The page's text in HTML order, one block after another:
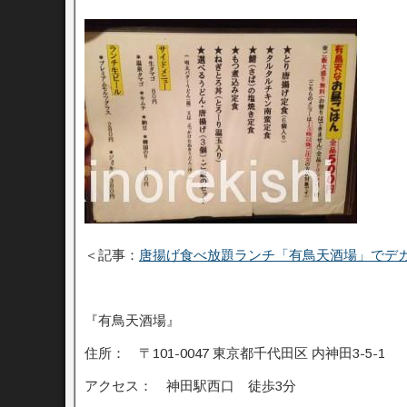
＜記事： 唐揚げ食べ放題ランチ「有鳥天酒場」でデ
『有鳥天酒場』
住所： 〒101-0047 東京都千代田区 内神田3-5-1
アクセス： 神田駅西口 徒歩3分